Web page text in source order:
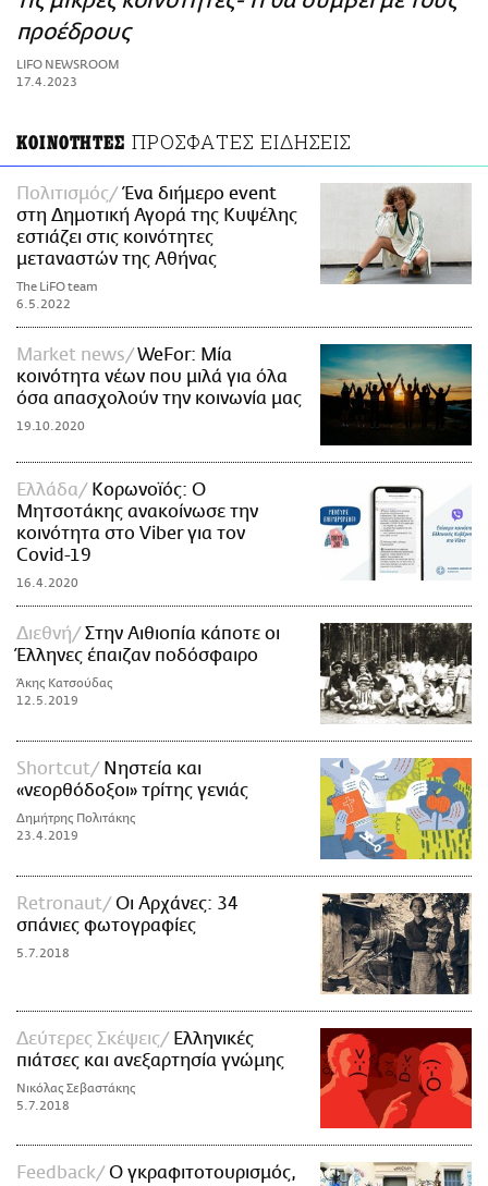
ΑΜΠΑ
PRINT
προέδρους
LIFO NEWSROOM
17.4.2023
ΚΟΙΝΟΤΗΤΕΣ ΠΡΟΣΦΑΤΕΣ ΕΙΔΗΣΕΙΣ
Πολιτισμός
Ένα διήμερο event
στη Δημοτική Αγορά της Κυψέλης
εστιάζει στις κοινότητες
μεταναστών της Αθήνας
The LiFO team
6.5.2022
Market news
WeFor: Μία
κοινότητα νέων που μιλά για όλα
όσα απασχολούν την κοινωνία μας
19.10.2020
Ελλάδα
Κορωνοϊός: O
Μητσοτάκης ανακοίνωσε την
κοινότητα στο Viber για τον
Covid-19
16.4.2020
Διεθνή
Στην Αιθιοπία κάποτε οι
Έλληνες έπαιζαν ποδόσφαιρο
Άκης Κατσούδας
12.5.2019
Shortcut
Νηστεία και
«νεορθόδοξοι» τρίτης γενιάς
Δημήτρης Πολιτάκης
23.4.2019
Retronaut
Οι Αρχάνες: 34
σπάνιες φωτογραφίες
5.7.2018
Δεύτερες Σκέψεις
Ελληνικές
πιάτσες και ανεξαρτησία γνώμης
Νικόλας Σεβαστάκης
5.7.2018
Feedback
Ο γκραφιτοτουρισμός,